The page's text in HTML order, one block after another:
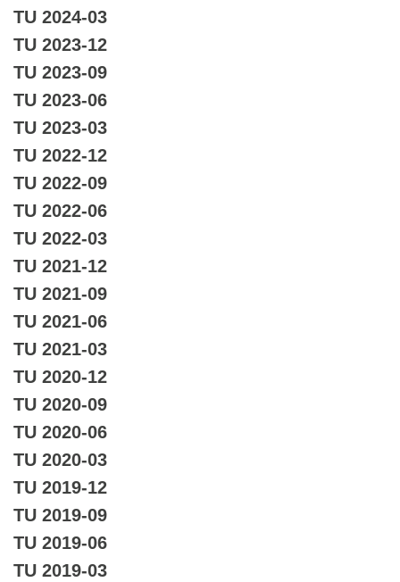
TU 2024-03
TU 2023-12
TU 2023-09
TU 2023-06
TU 2023-03
TU 2022-12
TU 2022-09
TU 2022-06
TU 2022-03
TU 2021-12
TU 2021-09
TU 2021-06
TU 2021-03
TU 2020-12
TU 2020-09
TU 2020-06
TU 2020-03
TU 2019-12
TU 2019-09
TU 2019-06
TU 2019-03